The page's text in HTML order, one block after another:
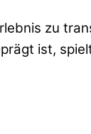
zu
ist,